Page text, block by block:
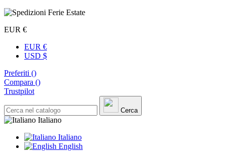
EUR €
EUR €
USD $
Preferiti ()
Compara ()
Trustpilot
Cerca
Italiano
Italiano
English